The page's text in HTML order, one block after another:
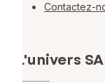
Contactez-
L'univers